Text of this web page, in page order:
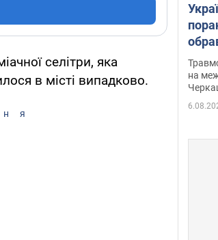
селітри, яка
в місті випадково.
Фото
на